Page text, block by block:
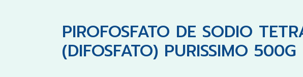
PIROFOSFATO DE SODIO
(DIFOSFATO) PURISSIMO 500G